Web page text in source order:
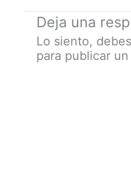
Deja una
Lo siento,
para publicar